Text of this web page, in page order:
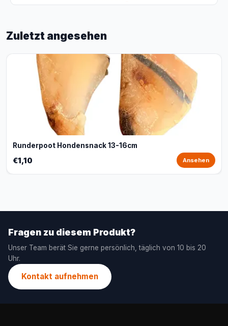
Zuletzt angesehen
Runderpoot Hondensnack 13-16cm
€1,10 Ansehen
Fragen zu diesem Produkt?
Unser Team berät Sie gerne persönlich, täglich von 10 bis 20
Uhr.
Kontakt aufnehmen